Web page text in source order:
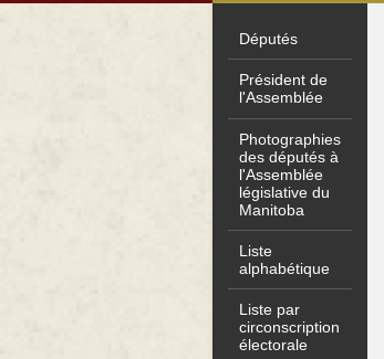
Députés
Président de
l'Assemblée
Photographies
des députés à
l'Assemblée
législative du
Manitoba
Liste
alphabétique
Liste par
circonscription
électorale